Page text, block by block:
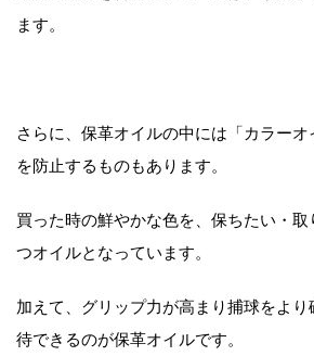
ます。
さらに、保革オイルの中には「カラー
を防止するものもあります。
買った時の鮮やかな色を、保ちたい・
つオイルとなっています。
加えて、グリップ力が高まり捕球をよ
待できるのが保革オイルです。